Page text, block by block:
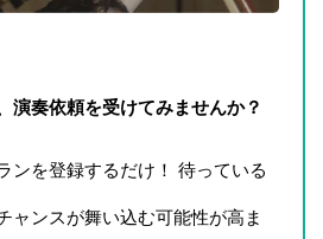
演奏依頼を受けてみませんか？
ンを登録するだけ！ 待っている
ャンスが舞い込む可能性が高ま